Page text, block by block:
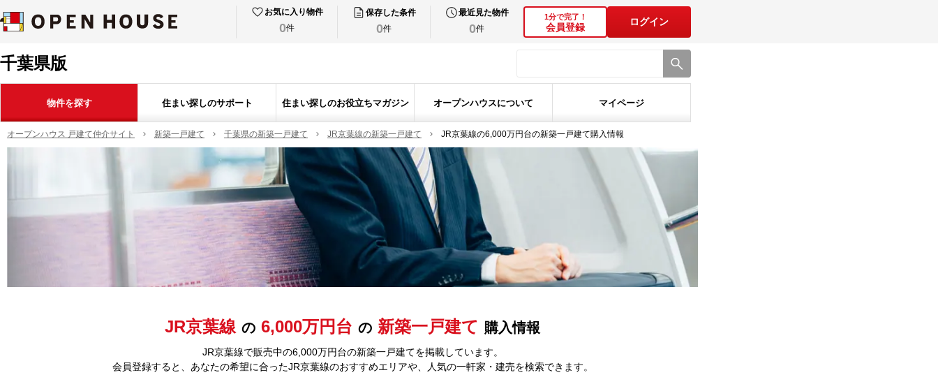
お気に入り物件
0件
保存した条件
0件
最近見た物件
0件
1分で完了！
会員登録
ログイン
千葉県版
物件を探す 住まい探しのサポート 住まい探しのお役立ちマガジン オープンハウスについて マイページ
オープンハウス 戸建て仲介サイト 新築一戸建て 千葉県の新築一戸建て JR京葉線の新築一戸建て JR京葉線の6,000万円台の新築一戸建て購入情報
JR京葉線 の 6,000万円台 の 新築一戸建て 購入情報
JR京葉線で販売中の6,000万円台の新築一戸建てを掲載しています。
会員登録すると、あなたの希望に合ったJR京葉線のおすすめエリアや、人気の一軒家・建売を検索できます。